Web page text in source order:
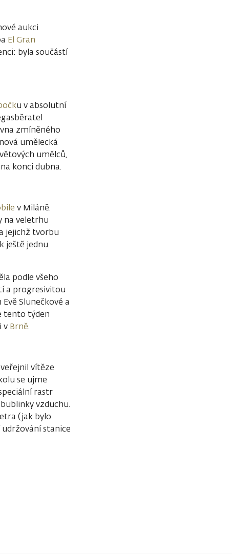
aukci
El Gran
byla součástí
u v absolutní
zmíněného
umělecká
umělců,
konci dubna.
v Miláně.
na veletrhu
jejichž tvorbu
ještě jednu
podle všeho
a progresivitou
Slunečkové a
tento týden
v Brně.
vítěze
se ujme
rastr
vzduchu.
(jak bylo
stanice